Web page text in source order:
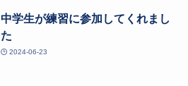
中学生が練習に参加してくれまし
た
2024-06-23